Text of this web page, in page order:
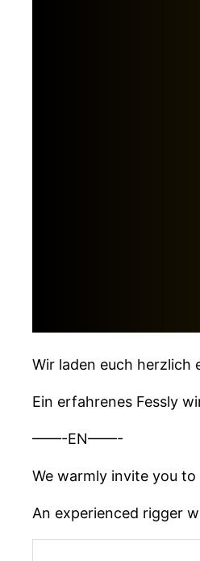
Wir laden euch herzlich
Ein erfahrenes Fessly
——-EN——-
We warmly invite you
An experienced rigger